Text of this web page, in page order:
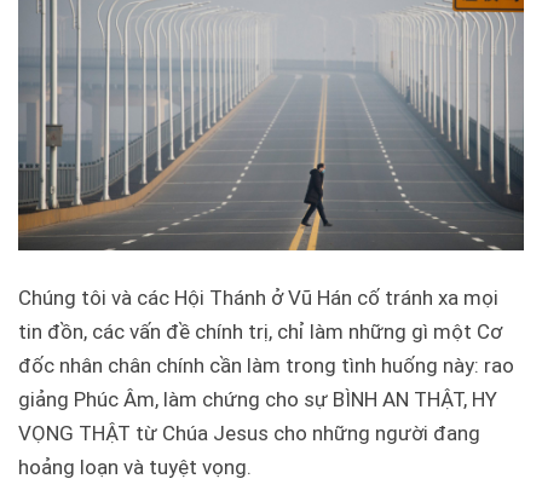
Chúng tôi và các Hội Thánh ở Vũ Hán cố tránh xa mọi
tin đồn, các vấn đề chính trị, chỉ làm những gì một Cơ
đốc nhân chân chính cần làm trong tình huống này: rao
giảng Phúc Âm, làm chứng cho sự BÌNH AN THẬT, HY
VỌNG THẬT từ Chúa Jesus cho những người đang
hoảng loạn và tuyệt vọng.